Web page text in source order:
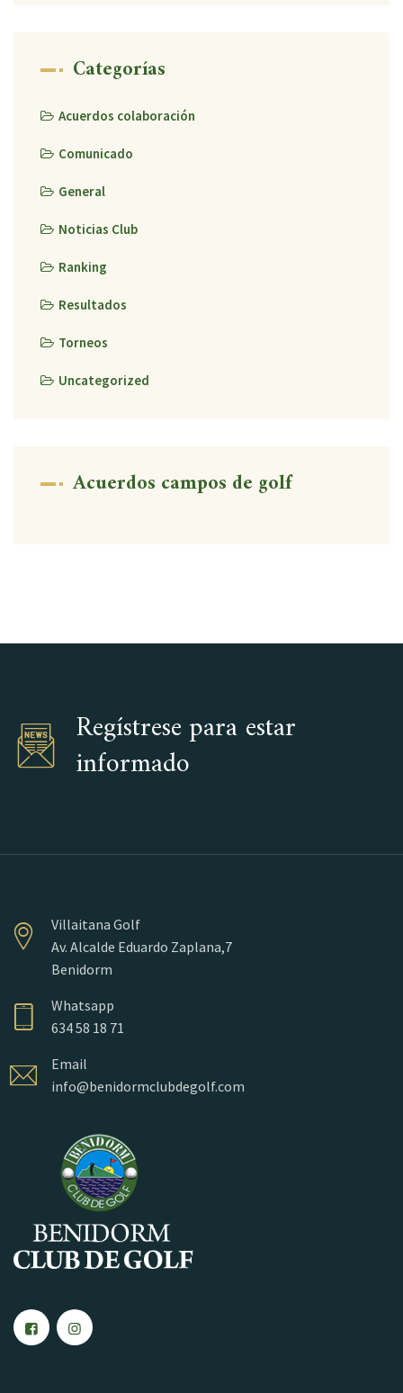
Categorías
Acuerdos colaboración
Comunicado
General
Noticias Club
Ranking
Resultados
Torneos
Uncategorized
Acuerdos campos de golf
Regístrese para estar
informado
Villaitana Golf
Av. Alcalde Eduardo Zaplana,7
Benidorm
Whatsapp
634 58 18 71
Email
info@benidormclubdegolf.com